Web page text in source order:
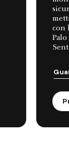
con